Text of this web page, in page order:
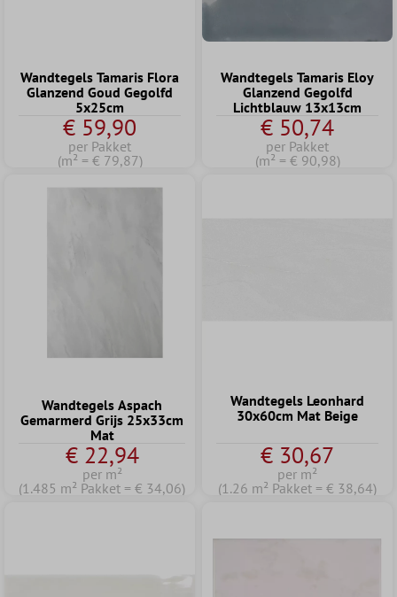
Wandtegels Tamaris Flora
Glanzend Goud Gegolfd
5x25cm
€ 59,90
per Pakket
(m² = € 79,87)
Wandtegels Tamaris Eloy
Glanzend Gegolfd
Lichtblauw 13x13cm
€ 50,74
per Pakket
(m² = € 90,98)
Wandtegels Aspach
Gemarmerd Grijs 25x33cm
Mat
€ 22,94
per m²
(1.485 m² Pakket = € 34,06)
Wandtegels Leonhard
30x60cm Mat Beige
€ 30,67
per m²
(1.26 m² Pakket = € 38,64)